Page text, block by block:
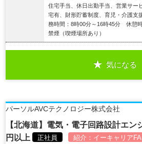
住宅手当、休日出勤手当、営業サー
宅有、財形貯蓄制度、育児・介護
務時間：8時00分～16時45分 休憩
禁煙（喫煙場所あり）
気になる
パーソルAVCテクノロジー株式会社
【北海道】電気・電子回路設計エ
円以上
正社員 紹介： イーキャリアFA